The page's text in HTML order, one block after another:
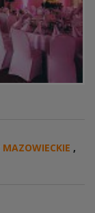
MAZOWIECKIE ,